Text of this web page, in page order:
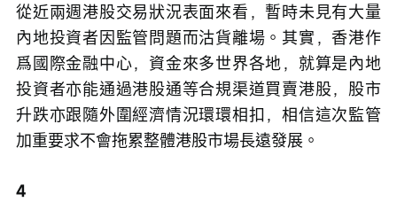
從近兩週港股交易狀況表面來看，暫時未見有大量
內地投資者因監管問題而沽貨離場。其實，香港作
爲國際金融中心，資金來多世界各地，就算是內地
投資者亦能通過港股通等合規渠道買賣港股，股市
升跌亦跟隨外圍經濟情況環環相扣，相信這次監管
加重要求不會拖累整體港股市場長遠發展。
4